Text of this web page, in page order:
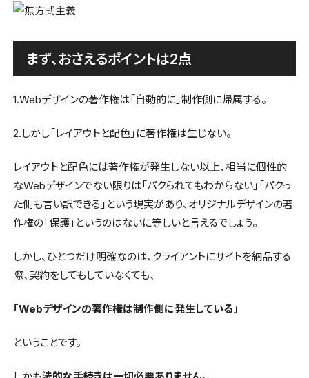
まず、おさえるポイントは2点
1.Webデザインの著作権は「自動的に」制作側に帰属する。
2.しかし「レイアウトと配色」に著作権は生じない。
レイアウトと配色には著作権が発生しない以上、相当に個性的
なWebデザインでない限りは「パクられてもわからない」「パクっ
た側も言い訳できる」という現実があり、オリジナルデザインの著
作権の「保護」というのはないに等しいと言えるでしょう。
しかし、ひとつだけ明確なのは、クライアントにサイトを納品する
際、契約をしてもしていなくても、
「Webデザインの著作権は制作側に発生している」
ということです。